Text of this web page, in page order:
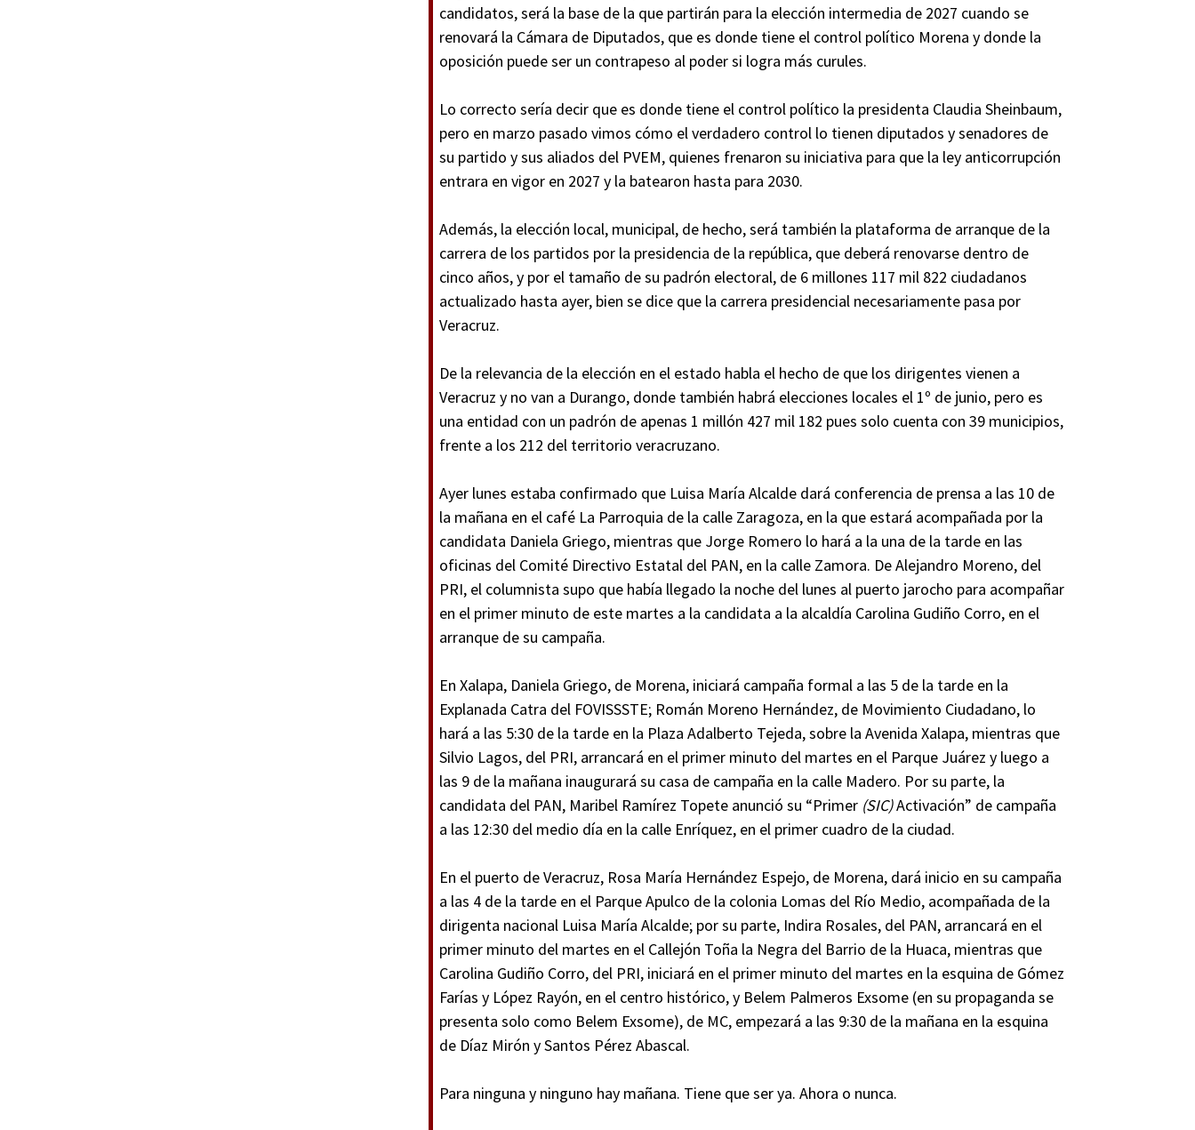
candidatos, será la base de la que partirán para la elección intermedia de 2027 cuando se
renovará la Cámara de Diputados, que es donde tiene el control político Morena y donde la
oposición puede ser un contrapeso al poder si logra más curules.
Lo correcto sería decir que es donde tiene el control político la presidenta Claudia Sheinbaum,
pero en marzo pasado vimos cómo el verdadero control lo tienen diputados y senadores de
su partido y sus aliados del PVEM, quienes frenaron su iniciativa para que la ley anticorrupción
entrara en vigor en 2027 y la batearon hasta para 2030.
Además, la elección local, municipal, de hecho, será también la plataforma de arranque de la
carrera de los partidos por la presidencia de la república, que deberá renovarse dentro de
cinco años, y por el tamaño de su padrón electoral, de 6 millones 117 mil 822 ciudadanos
actualizado hasta ayer, bien se dice que la carrera presidencial necesariamente pasa por
Veracruz.
De la relevancia de la elección en el estado habla el hecho de que los dirigentes vienen a
Veracruz y no van a Durango, donde también habrá elecciones locales el 1º de junio, pero es
una entidad con un padrón de apenas 1 millón 427 mil 182 pues solo cuenta con 39 municipios,
frente a los 212 del territorio veracruzano.
Ayer lunes estaba confirmado que Luisa María Alcalde dará conferencia de prensa a las 10 de
la mañana en el café La Parroquia de la calle Zaragoza, en la que estará acompañada por la
candidata Daniela Griego, mientras que Jorge Romero lo hará a la una de la tarde en las
oficinas del Comité Directivo Estatal del PAN, en la calle Zamora. De Alejandro Moreno, del
PRI, el columnista supo que había llegado la noche del lunes al puerto jarocho para acompañar
en el primer minuto de este martes a la candidata a la alcaldía Carolina Gudiño Corro, en el
arranque de su campaña.
En Xalapa, Daniela Griego, de Morena, iniciará campaña formal a las 5 de la tarde en la
Explanada Catra del FOVISSSTE; Román Moreno Hernández, de Movimiento Ciudadano, lo
hará a las 5:30 de la tarde en la Plaza Adalberto Tejeda, sobre la Avenida Xalapa, mientras que
Silvio Lagos, del PRI, arrancará en el primer minuto del martes en el Parque Juárez y luego a
las 9 de la mañana inaugurará su casa de campaña en la calle Madero. Por su parte, la
candidata del PAN, Maribel Ramírez Topete anunció su “Primer (SIC)Activación” de campaña
a las 12:30 del medio día en la calle Enríquez, en el primer cuadro de la ciudad.
En el puerto de Veracruz, Rosa María Hernández Espejo, de Morena, dará inicio en su campaña
a las 4 de la tarde en el Parque Apulco de la colonia Lomas del Río Medio, acompañada de la
dirigenta nacional Luisa María Alcalde; por su parte, Indira Rosales, del PAN, arrancará en el
primer minuto del martes en el Callejón Toña la Negra del Barrio de la Huaca, mientras que
Carolina Gudiño Corro, del PRI, iniciará en el primer minuto del martes en la esquina de Gómez
Farías y López Rayón, en el centro histórico, y Belem Palmeros Exsome (en su propaganda se
presenta solo como Belem Exsome), de MC, empezará a las 9:30 de la mañana en la esquina
de Díaz Mirón y Santos Pérez Abascal.
Para ninguna y ninguno hay mañana. Tiene que ser ya. Ahora o nunca.